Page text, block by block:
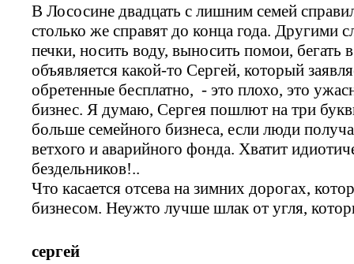
В Лососине двадцать с лишним семей
столько же справят до конца года. Другими
печки, носить воду, выносить помои, бегать
объявляется какой-то Сергей, который
обретенные бесплатно, - это плохо, это
бизнес. Я думаю, Сергея пошлют на три
больше семейного бизнеса, если люди
ветхого и аварийного фонда. Хватит
бездельников!..
Что касается отсева на зимних дорогах,
бизнесом. Неужто лучше шлак от угля,
сергей